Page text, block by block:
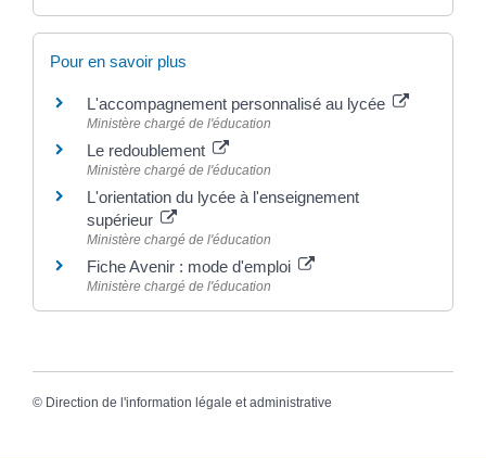
Pour en savoir plus
L'accompagnement personnalisé au lycée
Ministère chargé de l'éducation
Le redoublement
Ministère chargé de l'éducation
L'orientation du lycée à l'enseignement
supérieur
Ministère chargé de l'éducation
Fiche Avenir : mode d'emploi
Ministère chargé de l'éducation
© Direction de l'information légale et administrative